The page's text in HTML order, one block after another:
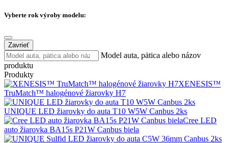
Vyberte rok výroby modelu:
Zavrieť
Model auta, pätica alebo názov
produktu
Produkty
XENESIS™
TruMatch™ halogénové žiarovky H7
UNIQUE LED žiarovky do auta T10 W5W Canbus 2ks
Cree LED
auto žiarovka BA15s P21W Canbus biela